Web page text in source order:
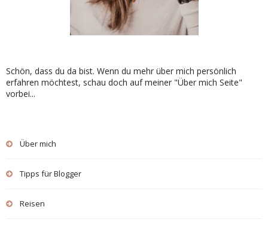
Schön, dass du da bist. Wenn du mehr über mich persönlich
erfahren möchtest, schau doch auf meiner "Über mich Seite"
vorbei...
Über mich
Tipps für Blogger
Reisen